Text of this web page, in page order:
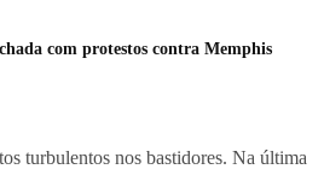
com protestos contra Memphis
turbulentos nos bastidores. Na última